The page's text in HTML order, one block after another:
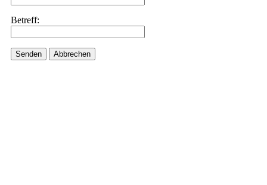
Betreff:
Senden Abbrechen